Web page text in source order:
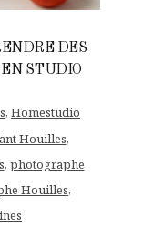
DES
STUDIO
, Homestudio
Houilles,
, photographe
Houilles,